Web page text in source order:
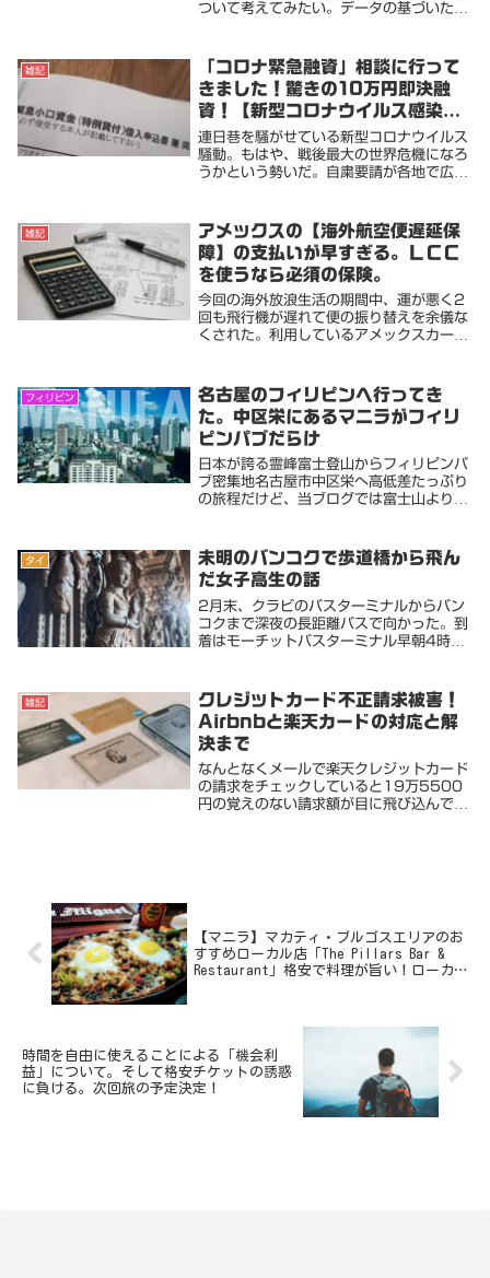
ついて考えてみたい。データの基づいた将
理由がある。転勤や外国人との結婚、商売
や起業。はた...
雑記
「コロナ緊急融資」相談に行って
きました！驚きの10万円即決融
資！【新型コロナウイルス感染症
を踏まえた緊急特例小口貸し付け
と総合支援資金】
連日巷を騒がせている新型コロナウイルス
騒動。もはや、戦後最大の世界危機になろ
うかという勢いだ。自粛要請が各地で広が
の売り上げ減では本当に辛い思いをした。
今回の影響は...
雑記
アメックスの【海外航空便遅延保
障】の支払いが早すぎる。ＬＣＣ
を使うなら必須の保険。
今回の海外放浪生活の期間中、運が悪く2
回も飛行機が遅れて便の振り替えを余儀な
くされた。利用しているアメックスカード
回の遅延に対して上限が2万円と定められ
ている。保険...
フィリピン
名古屋のフィリピンへ行ってき
た。中区栄にあるマニラがフィリ
ピンパブだらけ
日本が誇る霊峰富士登山からフィリピンパ
ブ密集地名古屋市中区栄へ高低差たっぷり
の旅程だけど、当ブログでは富士山よりこ
していた先輩がいた。確か金町かどっかの
フィリピンパ...
タイ
未明のバンコクで歩道橋から飛ん
だ女子高生の話
2月末、クラビのバスターミナルからバン
コクまで深夜の長距離バスで向かった。到
着はモーチットバスターミナル早朝4時。
兼ねてBTS最寄りまで約20分暗がりの中
歩いて向か...
雑記
クレジットカード不正請求被害！
Airbnbと楽天カードの対応と解
決まで
なんとなくメールで楽天クレジットカード
の請求をチェックしていると19万5500
円の覚えのない請求額が目に飛び込んでき
【マニラ】マカティ・ブルゴスエリアのお
すすめローカル店「The Pillars Bar &
Restaurant」格安で料理が旨い！ローカ
時間を自由に使えることによる「機会利
益」について。そして格安チケットの誘惑
に負ける。次回旅の予定決定！